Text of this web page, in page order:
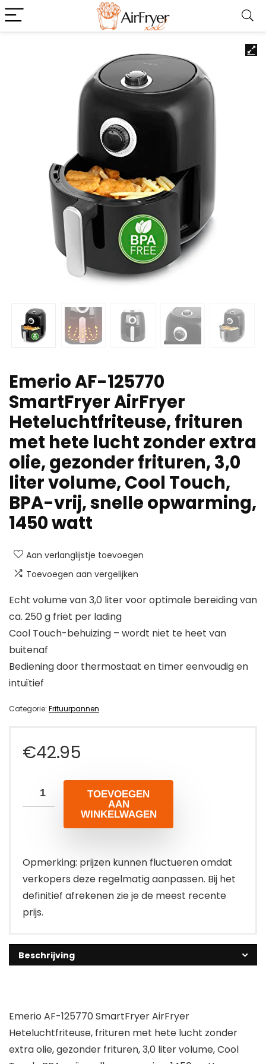
Emerio AF-125770
SmartFryer AirFryer
Heteluchtfriteuse, frituren
met hete lucht zonder extra
olie, gezonder frituren, 3,0
liter volume, Cool Touch,
BPA-vrij, snelle opwarming,
1450 watt
Aan verlanglijstje toevoegen
Toevoegen aan vergelijken
Echt volume van 3,0 liter voor optimale bereiding van
ca. 250 g friet per lading
Cool Touch-behuizing – wordt niet te heet van
buitenaf
Bediening door thermostaat en timer eenvoudig en
intuïtief
Categorie: Frituurpannen
€42.95
TOEVOEGEN
AAN
WINKELWAGEN
Opmerking: prijzen kunnen fluctueren omdat
verkopers deze regelmatig aanpassen. Bij het
definitief afrekenen zie je de meest recente
prijs.
Beschrijving
Emerio AF-125770 SmartFryer AirFryer
Heteluchtfriteuse, frituren met hete lucht zonder
extra olie, gezonder frituren, 3,0 liter volume, Cool